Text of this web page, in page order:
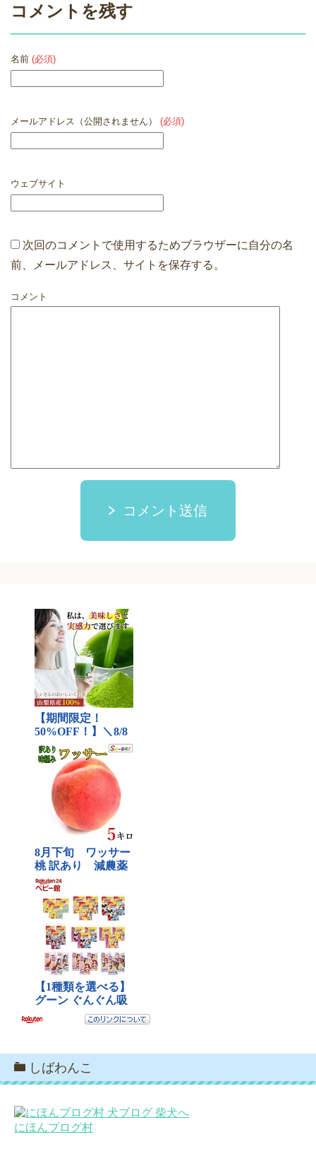
コメントを残す
名前 (必須)
メールアドレス（公開されません） (必須)
ウェブサイト
次回のコメントで使用するためブラウザーに自分の名
前、メールアドレス、サイトを保存する。
コメント
コメント送信
しばわんこ
にほんブログ村